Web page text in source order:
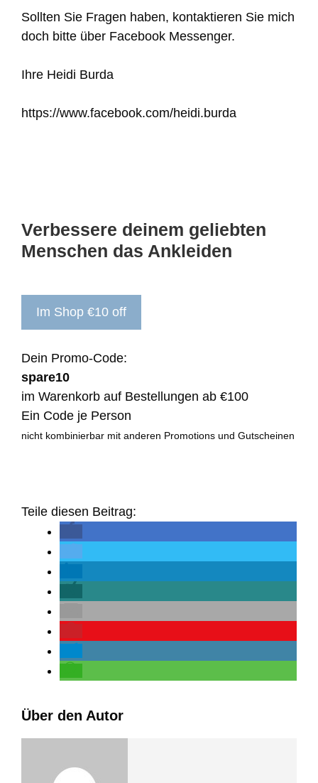
Sollten Sie Fragen haben, kontaktieren Sie mich
doch bitte über Facebook Messenger.
Ihre Heidi Burda
https://www.facebook.com/heidi.burda
Verbessere deinem geliebten
Menschen das Ankleiden
Im Shop €10 off
Dein Promo-Code:
spare10
im Warenkorb auf Bestellungen ab €100
Ein Code je Person
nicht kombinierbar mit anderen Promotions und Gutscheinen
Teile diesen Beitrag:
Über den Autor